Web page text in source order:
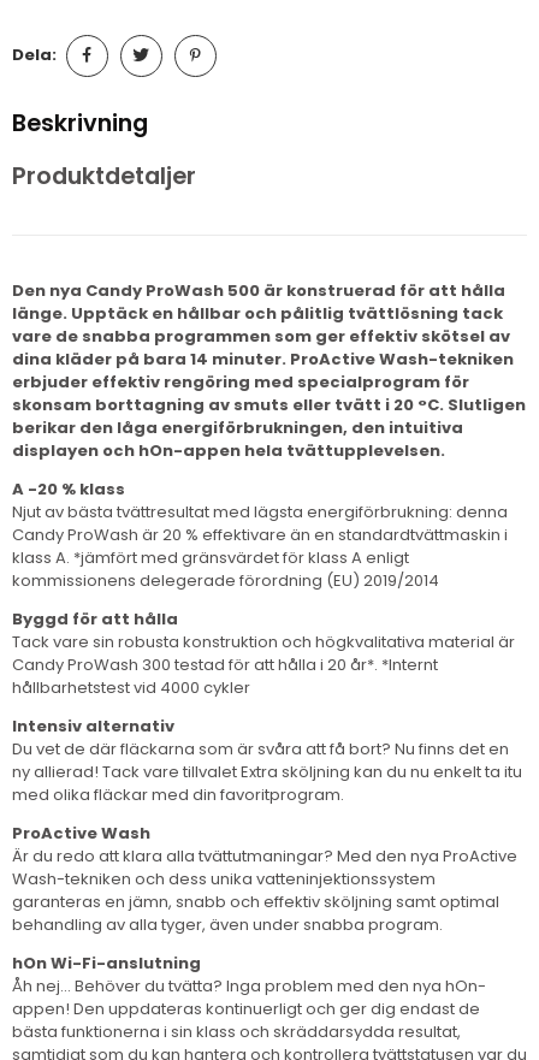
Dela:
Beskrivning
Produktdetaljer
Den nya Candy ProWash 500 är konstruerad för att hålla
länge. Upptäck en hållbar och pålitlig tvättlösning tack
vare de snabba programmen som ger effektiv skötsel av
dina kläder på bara 14 minuter. ProActive Wash-tekniken
erbjuder effektiv rengöring med specialprogram för
skonsam borttagning av smuts eller tvätt i 20 °C. Slutligen
berikar den låga energiförbrukningen, den intuitiva
displayen och hOn-appen hela tvättupplevelsen.
A -20 % klass
Njut av bästa tvättresultat med lägsta energiförbrukning: denna
Candy ProWash är 20 % effektivare än en standardtvättmaskin i
klass A. *jämfört med gränsvärdet för klass A enligt
kommissionens delegerade förordning (EU) 2019/2014
Byggd för att hålla
Tack vare sin robusta konstruktion och högkvalitativa material är
Candy ProWash 300 testad för att hålla i 20 år*. *Internt
hållbarhetstest vid 4000 cykler
Intensiv alternativ
Du vet de där fläckarna som är svåra att få bort? Nu finns det en
ny allierad! Tack vare tillvalet Extra sköljning kan du nu enkelt ta itu
med olika fläckar med din favoritprogram.
ProActive Wash
Är du redo att klara alla tvättutmaningar? Med den nya ProActive
Wash-tekniken och dess unika vatteninjektionssystem
garanteras en jämn, snabb och effektiv sköljning samt optimal
behandling av alla tyger, även under snabba program.
hOn Wi-Fi-anslutning
Åh nej... Behöver du tvätta? Inga problem med den nya hOn-
appen! Den uppdateras kontinuerligt och ger dig endast de
bästa funktionerna i sin klass och skräddarsydda resultat,
samtidigt som du kan hantera och kontrollera tvättstatusen var du